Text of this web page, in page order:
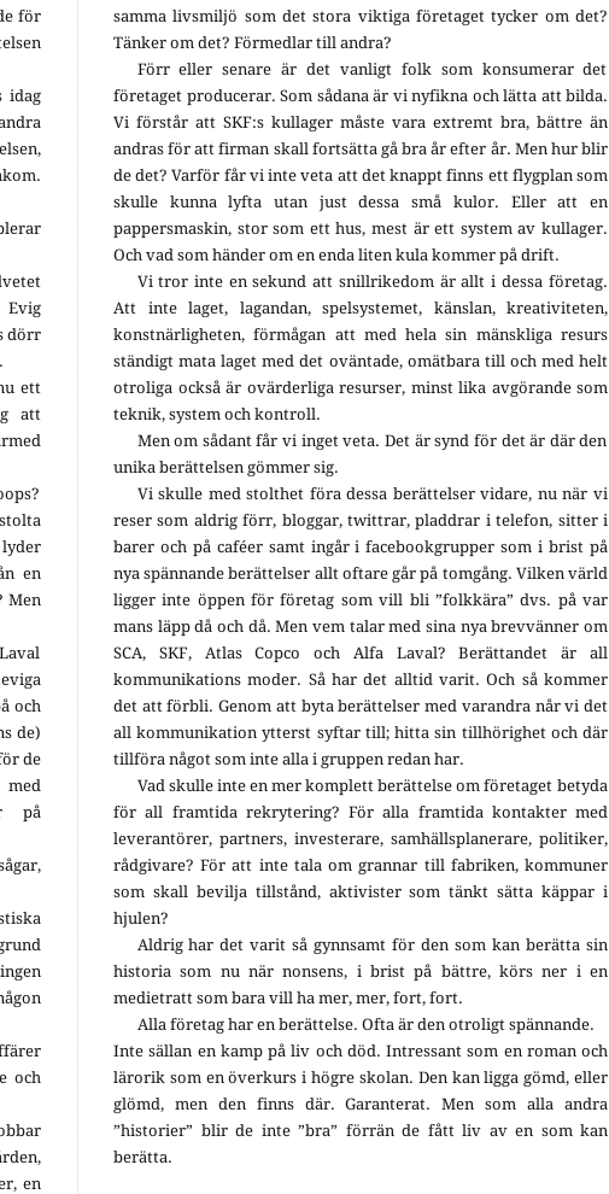
för
idag
Evig
dörr
ett
att
en
Men
och
de)
de
med
på
och
en
samma livsmiljö som det stora viktiga företaget tycker om det?
Tänker om det? Förmedlar till andra?
Förr eller senare är det vanligt folk som konsumerar det
företaget producerar. Som sådana är vi nyfikna och lätta att bilda.
Vi förstår att SKF:s kullager måste vara extremt bra, bättre än
andras för att firman skall fortsätta gå bra år efter år. Men hur blir
de det? Varför får vi inte veta att det knappt finns ett flygplan som
skulle kunna lyfta utan just dessa små kulor. Eller att en
pappersmaskin, stor som ett hus, mest är ett system av kullager.
Och vad som händer om en enda liten kula kommer på drift.
Vi tror inte en sekund att snillrikedom är allt i dessa företag.
Att inte laget, lagandan, spelsystemet, känslan, kreativiteten,
konstnärligheten, förmågan att med hela sin mänskliga resurs
ständigt mata laget med det oväntade, omätbara till och med helt
otroliga också är ovärderliga resurser, minst lika avgörande som
teknik, system och kontroll.
Men om sådant får vi inget veta. Det är synd för det är där den
unika berättelsen gömmer sig.
Vi skulle med stolthet föra dessa berättelser vidare, nu när vi
reser som aldrig förr, bloggar, twittrar, pladdrar i telefon, sitter i
barer och på caféer samt ingår i facebookgrupper som i brist på
nya spännande berättelser allt oftare går på tomgång. Vilken värld
ligger inte öppen för företag som vill bli ”folkkära” dvs. på var
mans läpp då och då. Men vem talar med sina nya brevvänner om
SCA, SKF, Atlas Copco och Alfa Laval? Berättandet är all
kommunikations moder. Så har det alltid varit. Och så kommer
det att förbli. Genom att byta berättelser med varandra når vi det
all kommunikation ytterst syftar till; hitta sin tillhörighet och där
tillföra något som inte alla i gruppen redan har.
Vad skulle inte en mer komplett berättelse om företaget betyda
för all framtida rekrytering? För alla framtida kontakter med
leverantörer, partners, investerare, samhällsplanerare, politiker,
rådgivare? För att inte tala om grannar till fabriken, kommuner
som skall bevilja tillstånd, aktivister som tänkt sätta käppar i
hjulen?
Aldrig har det varit så gynnsamt för den som kan berätta sin
historia som nu när nonsens, i brist på bättre, körs ner i en
medietratt som bara vill ha mer, mer, fort, fort.
Alla företag har en berättelse. Ofta är den otroligt spännande.
Inte sällan en kamp på liv och död. Intressant som en roman och
lärorik som en överkurs i högre skolan. Den kan ligga gömd, eller
glömd, men den finns där. Garanterat. Men som alla andra
”historier” blir de inte ”bra” förrän de fått liv av en som kan
berätta.